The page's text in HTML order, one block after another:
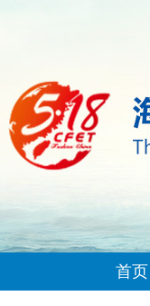
首页